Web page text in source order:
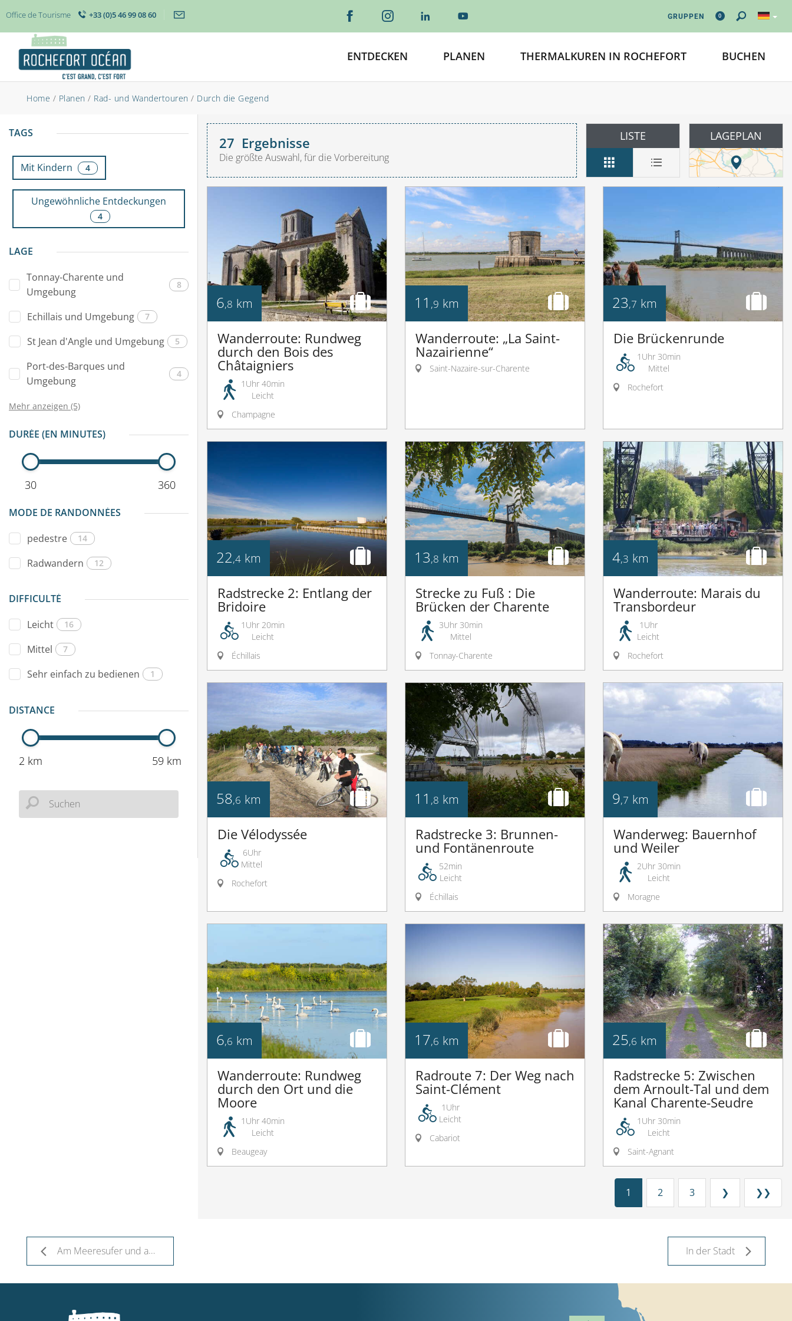
Office de Tourisme +33 (0)5 46 99 08 60 GRUPPEN 0
ENTDECKEN PLANEN THERMALKUREN IN ROCHEFORT BUCHEN
Home / Planen / Rad- und Wandertouren / Durch die Gegend
LAGE
Tonnay-Charente und
Umgebung
8
Echillais und Umgebung 7
St Jean d'Angle und Umgebung 5
Port-des-Barques und
Umgebung
4
Mehr anzeigen (5)
DURÉE (EN MINUTES)
30 360
MODE DE RANDONNÉES
pedestre
14
Radwandern 12
TAGS
Mit Kindern 4
Ungewöhnliche Entdeckungen
4
DIFFICULTÉ
Leicht
16
Mittel 7
Sehr einfach zu bedienen 1
DISTANCE
2 km 59 km
27 Ergebnisse
Die größte Auswahl, für die Vorbereitung
LISTE LAGEPLAN
6,8 km
Wanderroute: Rundweg
durch den Bois des
Châtaigniers
1Uhr 40min
Leicht
Champagne
11 ,9 km
Wanderroute: „La Saint-
Nazairienne“
Saint-Nazaire-sur-Charente
23,7 km
Die Brückenrunde
1Uhr 30min
Mittel
Rochefort
22,4 km
Radstrecke 2: Entlang der
Bridoire
1Uhr 20min
Leicht
Échillais
13,8 km
Strecke zu Fuß : Die
Brücken der Charente
3Uhr 30min
Mittel
Tonnay-Charente
4,3 km
Wanderroute: Marais du
Transbordeur
1Uhr
Leicht
Rochefort
58,6 km
Die Vélodyssée
6Uhr
Mittel
Rochefort
11 ,8 km
Radstrecke 3: Brunnen-
und Fontänenroute
52min
Leicht
Échillais
9,7 km
Wanderweg: Bauernhof
und Weiler
2Uhr 30min
Leicht
Moragne
6,6 km
Wanderroute: Rundweg
durch den Ort und die
Moore
1Uhr 40min
Leicht
Beaugeay
17,6 km
Radroute 7: Der Weg nach
Saint-Clément
1Uhr
Leicht
Cabariot
25,6 km
Radstrecke 5: Zwischen
dem Arnoult-Tal und dem
Kanal Charente-Seudre
1Uhr 30min
Leicht
Saint-Agnant
1 2 3 ❯ ❯❯
Am Meeresufer und an der Mündung entlang In der Stadt